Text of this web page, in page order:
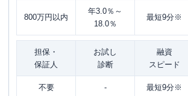
800万円以内
年3.0％～
18.0％
最短9分※
担保・
保証人
お試し
診断
融資
スピード
不要 - 最短9分※